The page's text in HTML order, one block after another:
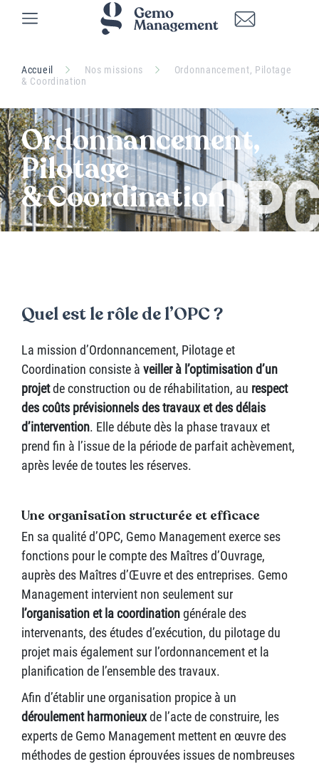
Accueil Nos missions
Ordonnancement, Pilotage
& Coordination
Ordonnancement,
Pilotage
& CoordinationOPC
Quel est le rôle de l’OPC ?
La mission d’Ordonnancement, Pilotage et
Coordination consiste à veiller à l’optimisation d’un
projetde construction ou de réhabilitation, au respect
des coûts prévisionnels des travaux et des délais
d’intervention. Elle débute dès la phase travaux et
prend fin à l’issue de la période de parfait achèvement,
après levée de toutes les réserves.
Une organisation structurée et efficace
En sa qualité d’OPC, Gemo Management exerce ses
fonctions pour le compte des Maîtres d’Ouvrage,
auprès des Maîtres d’Œuvre et des entreprises. Gemo
Management intervient non seulement sur
l’organisation et la coordinationgénérale des
intervenants, des études d’exécution, du pilotage du
projet mais également sur l’ordonnancement et la
planification de l’ensemble des travaux.
Afin d’établir une organisation propice à un
déroulement harmonieuxde l’acte de construire, les
experts de Gemo Management mettent en œuvre des
méthodes de gestion éprouvées issues de nombreuses